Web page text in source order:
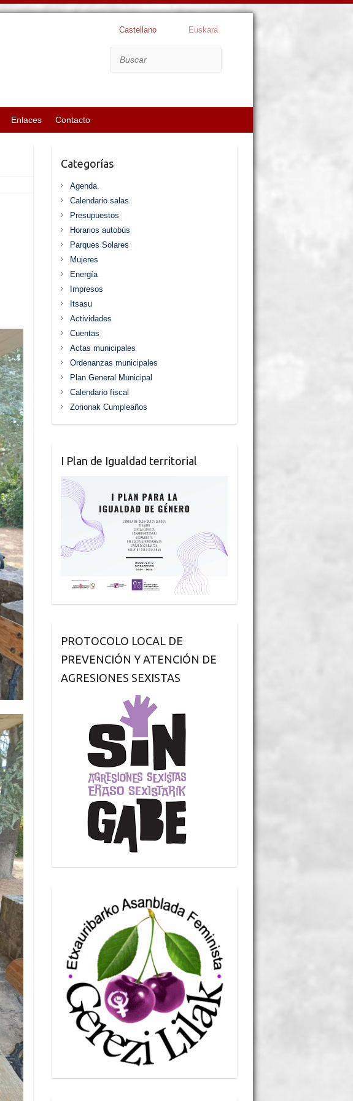
Castellano Euskara
Enlaces Contacto
Categorías
Agenda.
Calendario salas
Presupuestos
Horarios autobús
Parques Solares
Mujeres
Energía
Impresos
Itsasu
Actividades
Cuentas
Actas municipales
Ordenanzas municipales
Plan General Municipal
Calendario fiscal
Zorionak Cumpleaños
I Plan de Igualdad territorial
PROTOCOLO LOCAL DE
PREVENCIÓN Y ATENCIÓN DE
AGRESIONES SEXISTAS